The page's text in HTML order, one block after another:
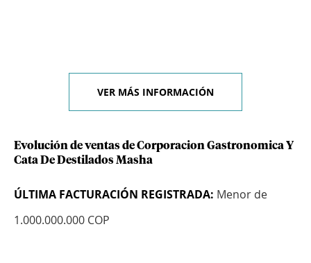
VER MÁS INFORMACIÓN
Evolución de ventas de Corporacion Gastronomica Y
Cata De Destilados Masha
ÚLTIMA FACTURACIÓN REGISTRADA: Menor de
1.000.000.000 COP